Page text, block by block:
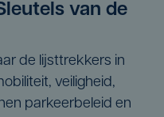
van de
de lijsttrekkers in
veiligheid,
parkeerbeleid en